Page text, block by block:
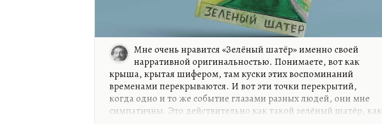
Мне очень нравится «Зелёный шатёр» именно своей
нарративной оригинальностью. Понимаете, вот как
крыша, крытая шифером, там куски этих воспоминаний
временами перекрываются. И вот эти точки перекрытий,
когда одно и то же событие глазами разных людей, они мне
симпатичны. Это действительно как такой зелёный шатёр, как